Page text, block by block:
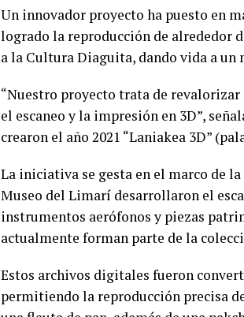
Un innovador proyecto ha puesto en
logrado la reproducción de alrededor
a la Cultura Diaguita, dando vida a un
“Nuestro proyecto trata de
el escaneo y la impresión en 3D”,
crearon el año 2021 “Laniakea 3D”
La iniciativa se gesta en el marco de
Museo del Limarí desarrollaron el
instrumentos aerófonos y piezas
actualmente forman parte de la
Estos archivos digitales fueron
permitiendo la reproducción precisa